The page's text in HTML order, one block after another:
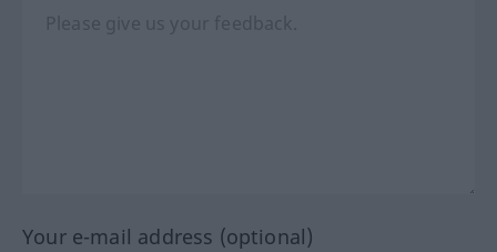
Your e-mail address (optional)